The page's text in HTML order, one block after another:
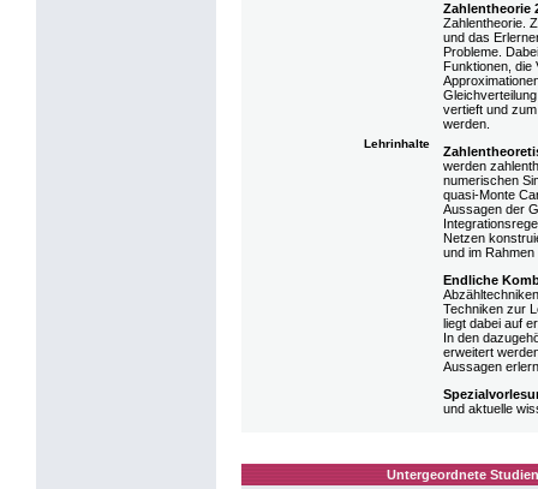
Lehrinhalte
Zahlentheorie
Zahlentheorie.
und das
Probleme.
Funktionen, die
vertieft und
werden.
werden
numerischen
quasi-Monte
Aussagen der
Netzen
und im
Endliche
Techniken zur
liegt dabei auf
In den
erweitert
Aussagen
und aktuelle
Untergeordnete